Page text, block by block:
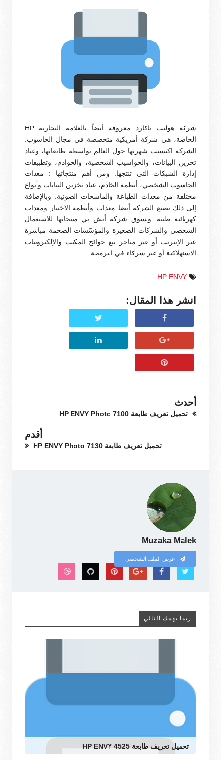
شركة هوليت باكارد معروفة أيضاً بالعلامة التجارية HP
الخاصة، هي شركة أمريكية متخصصة في مجال الحاسوب.
الشركة اكتسبت شهرتها حول العالم بواسطة طابعاتها، وعتاد
تخزين البيانات، والحواسيب الشخصية، والخوادم، وتطبيقات
إدارة الشبكات التي تنتجها. ومن أهم منتجاتها : معدات
الحاسوب الشخصي، أنظمة الخادم، عتاد تخزين البيانات وأنواع
مختلفة من معدات الطباعة والماسحات الضوئية. وبالإضافة
إلى ذلك تصنع الشركة أيضا معدات وأنظمة الاختبار ومعدات
كهربائية طبية. وتسوق شركة أتش بي منتجاتها للاستعمال
الشخصي والشركات الصغيرة والمؤسّسات الضخمة مباشرة
عبر الإنترنت أو عبر متاجر بيع حوائج المكتب والإلكترونيات
الاستهلاكية أو عبر شركاء في البرمجة.
HP ENVY
انشر هذا المقال:
أحدث
تحميل تعريف طابعة HP ENVY Photo 7100
أقدم
تحميل تعريف طابعة HP ENVY Photo 7130
Muzaka Malek
عرض الملف الشخصي
ربما يهمك التالي
تحميل تعريف طابعة HP ENVY 4525